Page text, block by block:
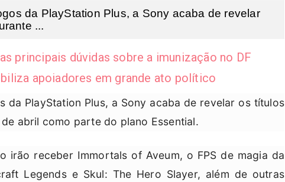
da PlayStation Plus, a Sony acaba de revelar
...
principais dúvidas sobre a imunização no DF
apoiadores em grande ato político
da PlayStation Plus, a Sony acaba de revelar os títulos
abril como parte do plano Essential.
irão receber Immortals of Aveum, o FPS de magia da
Legends e Skul: The Hero Slayer, além de outras